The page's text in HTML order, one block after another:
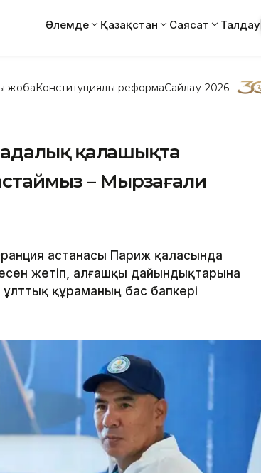
Әлемде Қазақстан Саясат Талдау
жобаКонституциялық реформаСайлау-2026
қалашықта
– Мырзағали
астанасы Париж қаласында
жетіп, алғашқы дайындықтарына
ұлттық құраманың бас бапкері